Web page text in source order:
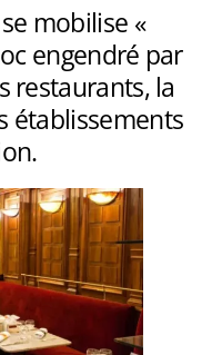
mobilise «
engendré par
restaurants, la
établissements